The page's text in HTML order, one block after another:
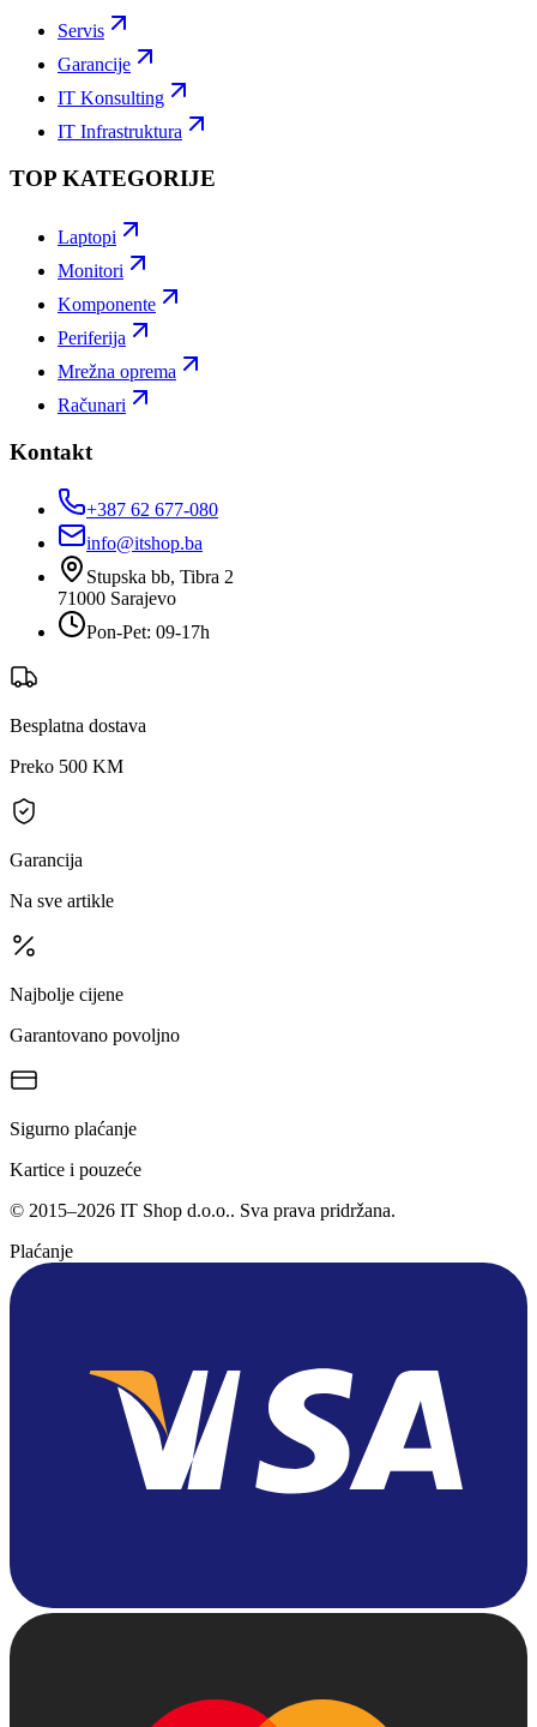
Servis
Garancije
IT Konsulting
IT Infrastruktura
TOP KATEGORIJE
Laptopi
Monitori
Komponente
Periferija
Mrežna oprema
Računari
Kontakt
+387 62 677-080
info@itshop.ba
Stupska bb, Tibra 2
71000 Sarajevo
Pon-Pet: 09-17h
Besplatna dostava
Preko 500 KM
Garancija
Na sve artikle
Najbolje cijene
Garantovano povoljno
Sigurno plaćanje
Kartice i pouzeće
© 2015–2026 IT Shop d.o.o.. Sva prava pridržana.
Plaćanje